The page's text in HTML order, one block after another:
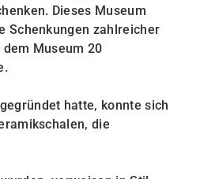
Dieses Museum
Schenkungen zahlreicher
Museum 20
hatte, konnte sich
die